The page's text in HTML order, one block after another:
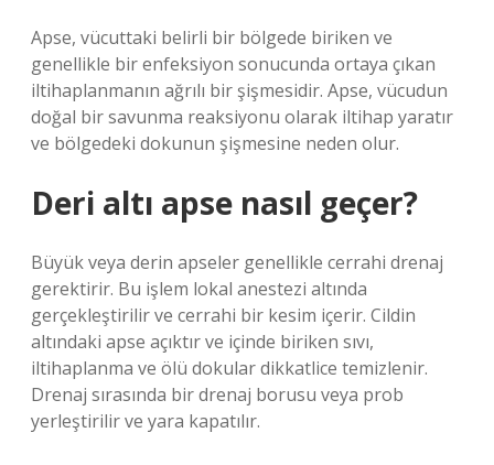
Apse, vücuttaki belirli bir bölgede biriken ve
genellikle bir enfeksiyon sonucunda ortaya çıkan
iltihaplanmanın ağrılı bir şişmesidir. Apse, vücudun
doğal bir savunma reaksiyonu olarak iltihap yaratır
ve bölgedeki dokunun şişmesine neden olur.
Deri altı apse nasıl geçer?
Büyük veya derin apseler genellikle cerrahi drenaj
gerektirir. Bu işlem lokal anestezi altında
gerçekleştirilir ve cerrahi bir kesim içerir. Cildin
altındaki apse açıktır ve içinde biriken sıvı,
iltihaplanma ve ölü dokular dikkatlice temizlenir.
Drenaj sırasında bir drenaj borusu veya prob
yerleştirilir ve yara kapatılır.